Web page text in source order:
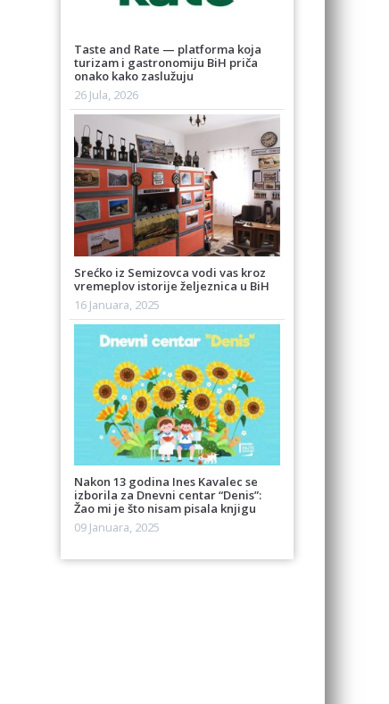
Taste and Rate — platforma koja
turizam i gastronomiju BiH priča
onako kako zaslužuju
26 Jula, 2026
Srećko iz Semizovca vodi vas kroz
vremeplov istorije željeznica u BiH
16 Januara, 2025
Nakon 13 godina Ines Kavalec se
izborila za Dnevni centar “Denis”:
Žao mi je što nisam pisala knjigu
09 Januara, 2025